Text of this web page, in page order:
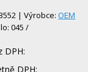
| Výrobce:OEM
045 /
DPH:
DPH: